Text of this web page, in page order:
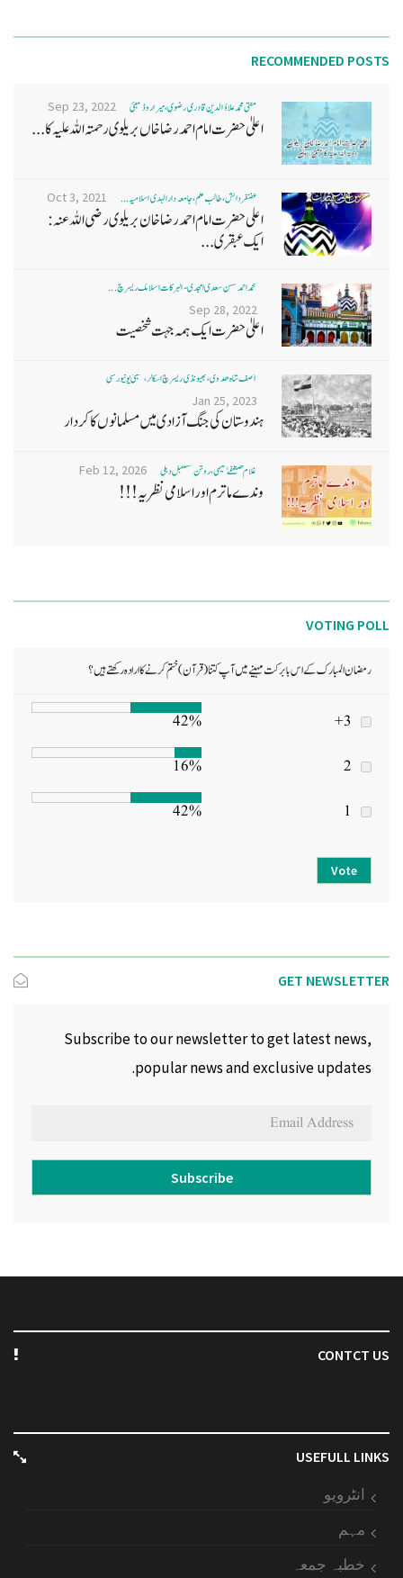
RECOMMENDED POSTS
مفتی محمد علاؤ الدین قادری رضوی ، میرا روڈ ممبئی Sep 23, 2022
اعلیٰ حضرت امام احمد رضا خاں بر یلو ی رحمتہ اللہ علیہ کا...
غضنفر دانش، طالب علم، جامعہ دارالہدی اسلامیہ ... Oct 3, 2021
اعلی حضرت امام احمد رضا خان بریلوی رضی اللہ عنہ:
ایک عبقری...
محمد احمد حسن سعدی امجدی - البرکات اسلامک ریسرچ ...
Sep 28, 2022
اعلیٰ حضرت ایک ہمہ جہت شخصیت
آصف شاہ ھدوی، بھیونڈی ریسرچ اسکالر، ممبئی یونیورسٹی
Jan 25, 2023
ہندوستان کی جنگ آزادی میں مسلمانوں کا کردار
غلام مصطفےٰ نعیمی، روشن مستقبل دہلی Feb 12, 2026
وندے ماترم اور اسلامی نظریہ!!!
VOTING POLL
رمضان المبارک کے اس بابرکت مہینے میں آپ کتنا (قرآن) ختم کرنے کا ارادہ رکھتے ہیں؟
3+
42%
2
16%
1
42%
Vote
GET NEWSLETTER
Subscribe to our newsletter to get latest news,
popular news and exclusive updates.
Subscribe
CONTCT US
USEFULL LINKS
انٹرویو
مہم
خطبہ جمعہ